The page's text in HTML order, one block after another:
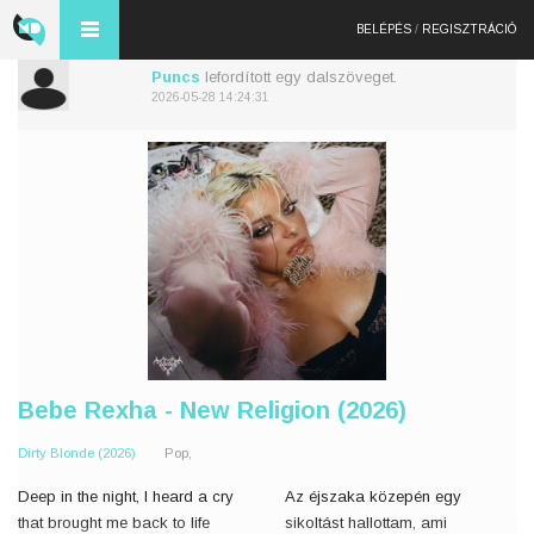
BELÉPÉS / REGISZTRÁCIÓ
Puncs lefordított egy dalszöveget.
2026-05-28 14:24:31
Bebe Rexha - New Religion (2026)
Dirty Blonde (2026) Pop,
Deep in the night, I heard a cry
that brought me back to life
Az éjszaka közepén egy
sikoltást hallottam, ami